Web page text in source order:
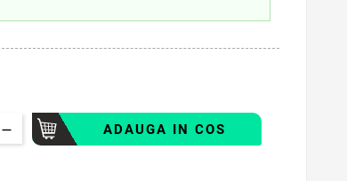
ADAUGA IN COS